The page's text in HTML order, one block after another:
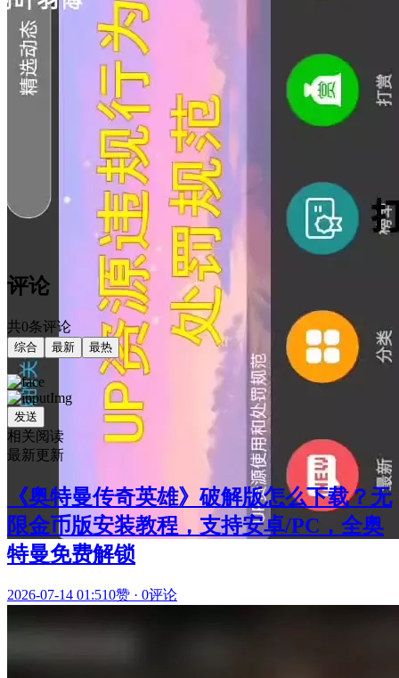
评论
共0条评论
综合 最新 最热
发送
相关阅读
最新更新
《奥特曼传奇英雄》破解版怎么下载？无
限金币版安装教程，支持安卓/PC，全奥
特曼免费解锁
2026-07-14 01:510赞 · 0评论